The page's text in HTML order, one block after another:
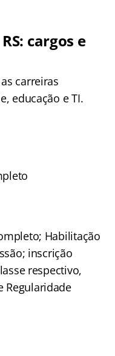
cargos e
carreiras
educação e TI.
Habilitação
inscrição
respectivo,
Regularidade